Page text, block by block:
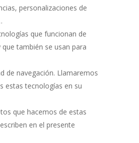
personalizaciones de
que funcionan de
también se usan para
de navegación. Llamaremos
estas tecnologías en su
que hacemos de estas
en el presente